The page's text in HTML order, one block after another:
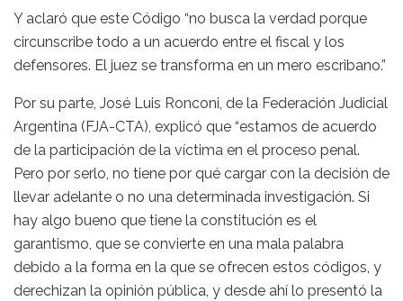
Y aclaró que este Código “no busca la verdad porque
circunscribe todo a un acuerdo entre el fiscal y los
defensores. El juez se transforma en un mero escribano.”
Por su parte, José Luis Ronconi, de la Federación Judicial
Argentina (FJA-CTA), explicó que “estamos de acuerdo
de la participación de la víctima en el proceso penal.
Pero por serlo, no tiene por qué cargar con la decisión de
llevar adelante o no una determinada investigación. Si
hay algo bueno que tiene la constitución es el
garantismo, que se convierte en una mala palabra
debido a la forma en la que se ofrecen estos códigos, y
derechizan la opinión pública, y desde ahí lo presentó la